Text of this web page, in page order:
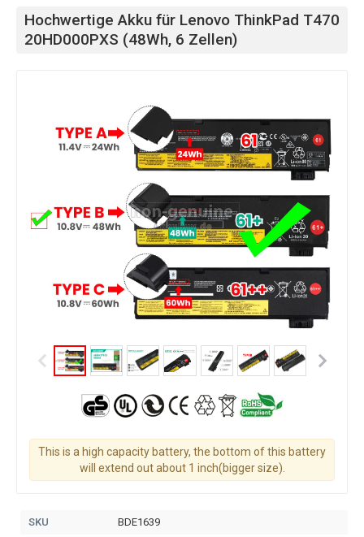
Hochwertige Akku für Lenovo ThinkPad T470
20HD000PXS (48Wh, 6 Zellen)
This is a high capacity battery, the bottom of this battery
will extend out about 1 inch(bigger size).
SKU
BDE1639